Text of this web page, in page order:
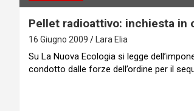
Pellet radioattivo: inchiesta in
16 Giugno 2009 Lara Elia
Su La Nuova Ecologia si legge
condotto dalle forze dell’ordine per il